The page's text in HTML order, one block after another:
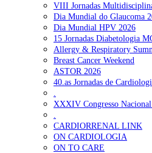
VIII Jornadas
Dia Mundial do Glaucoma
Dia Mundial HPV 2026
15 Jornadas Diabetologia
Allergy & Respiratory
Breast Cancer Weekend
ASTOR 2026
40.as Jornadas de
XXXIV Congresso
CARDIORRENAL LINK
ON CARDIOLOGIA
ON TO CARE